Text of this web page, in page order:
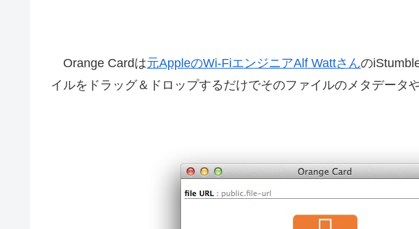
Orange Cardは元AppleのWi-FiエンジニアAlf Wattさんの
イルをドラッグ＆ドロップするだけでそのファイルのメタデータ